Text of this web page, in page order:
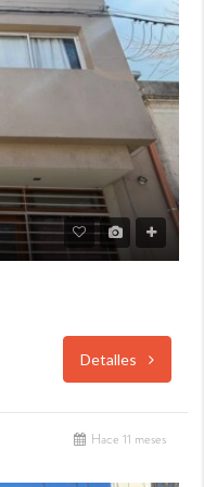
Detalles
Hace 11 meses